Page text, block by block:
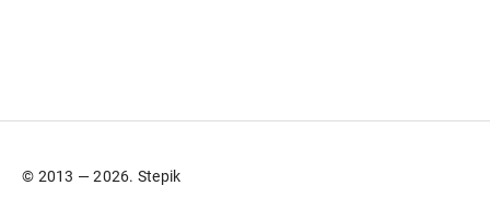
© 2013 — 2026. Stepik